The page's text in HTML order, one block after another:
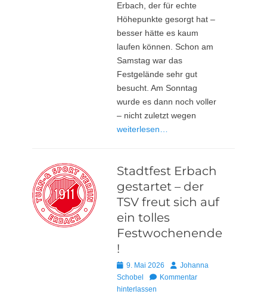
Erbach, der für echte
Höhepunkte gesorgt hat –
besser hätte es kaum
laufen können. Schon am
Samstag war das
Festgelände sehr gut
besucht. Am Sonntag
wurde es dann noch voller
– nicht zuletzt wegen
weiterlesen…
Stadtfest Erbach
gestartet – der
TSV freut sich auf
ein tolles
Festwochenende
!
Posted
on
9. Mai 2026 AutorJohanna
Schobel
Kommentar
hinterlassen